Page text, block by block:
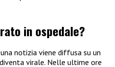
in ospedale?
notizia viene diffusa su un
virale. Nelle ultime ore